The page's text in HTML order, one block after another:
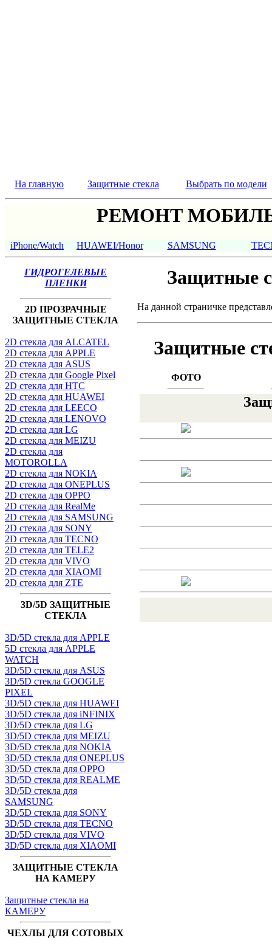
На главную Защитные стекла Выбрать по модели
РЕМОНТ
iPhone/Watch HUAWEI/Honor SAMSUNG
ГИДРОГЕЛЕВЫЕ
ПЛЕНКИ
2D ПРОЗРАЧНЫЕ
ЗАЩИТНЫЕ СТЕКЛА
2D стекла для ALCATEL
2D стекла для APPLE
2D стекла для ASUS
2D стекла для Google Pixel
2D стекла для HTC
2D стекла для HUAWEI
2D стекла для LEECO
2D стекла для LENOVO
2D стекла для LG
2D стекла для MEIZU
2D стекла для
MOTOROLLA
2D стекла для NOKIA
2D стекла для ONEPLUS
2D стекла для OPPO
2D стекла для RealMe
2D стекла для SAMSUNG
2D стекла для SONY
2D стекла для TECNO
2D стекла для TELE2
2D стекла для VIVO
2D стекла для XIAOMI
2D стекла для ZTE
3D/5D ЗАЩИТНЫЕ
СТЕКЛА
3D/5D стекла для APPLE
5D стекла для APPLE
WATCH
3D/5D стекла для ASUS
3D/5D стекла GOOGLE
PIXEL
3D/5D стекла для HUAWEI
3D/5D стекла для iNFINIX
3D/5D стекла для LG
3D/5D стекла для MEIZU
3D/5D стекла для NOKIA
3D/5D стекла для ONEPLUS
3D/5D стекла для OPPO
3D/5D стекла для REALME
3D/5D стекла для
SAMSUNG
3D/5D стекла для SONY
3D/5D стекла для TECNO
3D/5D стекла для VIVO
3D/5D стекла для XIAOMI
ЗАЩИТНЫЕ СТЕКЛА
НА КАМЕРУ
Защитные стекла на
КАМЕРУ
ЧЕХЛЫ ДЛЯ СОТОВЫХ
Защитные
На данной страничке
Защитные
ФОТО